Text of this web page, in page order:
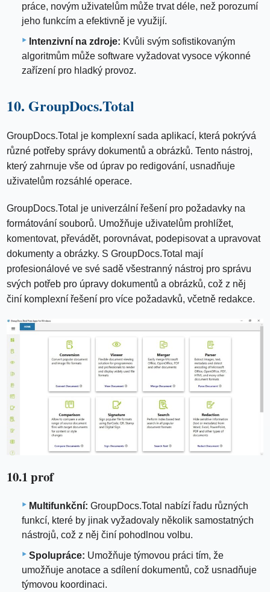
práce, novým uživatelům může trvat déle, než porozumí
jeho funkcím a efektivně je využijí.
Intenzivní na zdroje: Kvůli svým sofistikovaným
algoritmům může software vyžadovat vysoce výkonné
zařízení pro hladký provoz.
10. GroupDocs.Total
GroupDocs.Total je komplexní sada aplikací, která pokrývá
různé potřeby správy dokumentů a obrázků. Tento nástroj,
který zahrnuje vše od úprav po redigování, usnadňuje
uživatelům rozsáhlé operace.
GroupDocs.Total je univerzální řešení pro požadavky na
formátování souborů. Umožňuje uživatelům prohlížet,
komentovat, převádět, porovnávat, podepisovat a upravovat
dokumenty a obrázky. S GroupDocs.Total mají
profesionálové ve své sadě všestranný nástroj pro správu
svých potřeb pro úpravy dokumentů a obrázků, což z něj
činí komplexní řešení pro více požadavků, včetně redakce.
10.1 prof
Multifunkční: GroupDocs.Total nabízí řadu různých
funkcí, které by jinak vyžadovaly několik samostatných
nástrojů, což z něj činí pohodlnou volbu.
Spolupráce: Umožňuje týmovou práci tím, že
umožňuje anotace a sdílení dokumentů, což usnadňuje
týmovou koordinaci.